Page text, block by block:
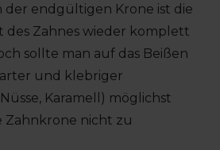
der endgültigen Krone ist die
des Zahnes wieder komplett
sollte man auf das Beißen
und klebriger
Karamell) möglichst
Zahnkrone nicht zu